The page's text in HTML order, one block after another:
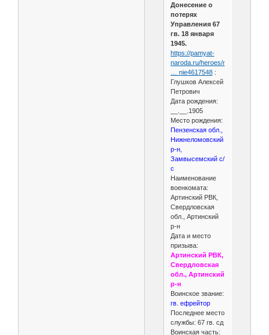
Донесение о
потерях
Управления 67
гв. 18 января
1945.
https://pamyat-
naroda.ru/heroes/memoria
… nie4617548:
Глушков Алексей
Петрович
Дата рождения:
__.__.1905
Место рождения:
Пензенская обл.,
Нижнеломовский
р-н,
Замвысемский с/
с
Наименование
военкомата:
Артинский РВК,
Свердловская
обл., Артинский
р-н
Дата и место
призыва:
Артинский РВК,
Свердловская
обл., Артинский
р-н
Воинское звание:
гв. ефрейтор
Последнее место
службы: 67 гв. сд
Воинская часть: